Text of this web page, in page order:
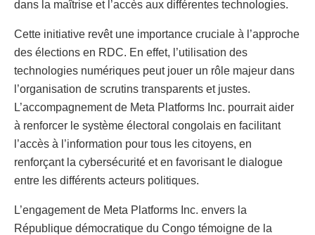
dans la maîtrise et l’accès aux différentes technologies.
Cette initiative revêt une importance cruciale à l’approche
des élections en RDC. En effet, l’utilisation des
technologies numériques peut jouer un rôle majeur dans
l’organisation de scrutins transparents et justes.
L’accompagnement de Meta Platforms Inc. pourrait aider
à renforcer le système électoral congolais en facilitant
l’accès à l’information pour tous les citoyens, en
renforçant la cybersécurité et en favorisant le dialogue
entre les différents acteurs politiques.
L’engagement de Meta Platforms Inc. envers la
République démocratique du Congo témoigne de la